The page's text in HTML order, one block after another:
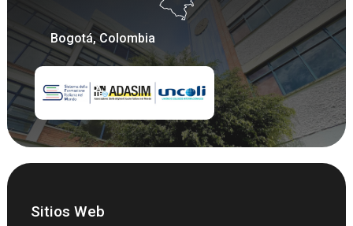
Bogotá, Colombia
Sitios Web